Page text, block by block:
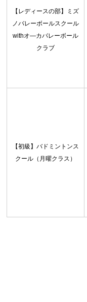
【レディースの部】ミズ
ノバレーボールスクール
withオ―カバレーボール
クラブ
【初級】バドミントンス
クール（月曜クラス）